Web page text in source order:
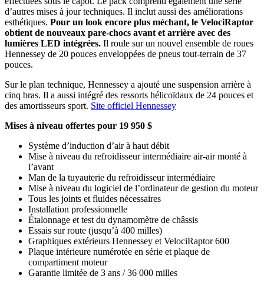
d’autres mises à jour techniques. Il inclut aussi des améliorations
esthétiques. Pour un look encore plus méchant, le VelociRaptor
obtient de nouveaux pare-chocs avant et arrière avec des
lumières LED intégrées. Il roule sur un nouvel ensemble de roues
Hennessey de 20 pouces enveloppées de pneus tout-terrain de 37
pouces.
Sur le plan technique, Hennessey a ajouté une suspension arrière à
cinq bras. Il a aussi intégré des ressorts hélicoïdaux de 24 pouces et
des amortisseurs sport. Site officiel Hennessey
Mises à niveau offertes pour 19 950 $
Système d’induction d’air à haut débit
Mise à niveau du refroidisseur intermédiaire air-air monté à
l’avant
Man de la tuyauterie du refroidisseur intermédiaire
Mise à niveau du logiciel de l’ordinateur de gestion du moteur
Tous les joints et fluides nécessaires
Installation professionnelle
Étalonnage et test du dynamomètre de châssis
Essais sur route (jusqu’à 400 milles)
Graphiques extérieurs Hennessey et VelociRaptor 600
Plaque intérieure numérotée en série et plaque de
compartiment moteur
Garantie limitée de 3 ans / 36 000 milles